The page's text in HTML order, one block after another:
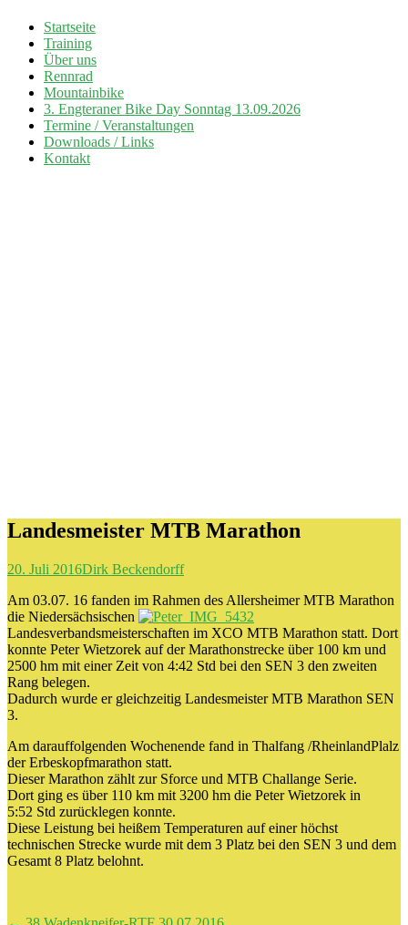
Zum
Inhalt
springen
Radsport TuS Engter
Startseite
Training
Über uns
Rennrad
Mountainbike
3. Engteraner Bike Day Sonntag 13.09.2026
Termine / Veranstaltungen
Downloads / Links
Kontakt
Landesmeister MTB Marathon
20. Juli 2016Dirk Beckendorff
Am 03.07. 16 fanden im Rahmen des Allersheimer MTB Marathon
die Niedersächsischen
Landesverbandsmeisterschaften im XCO MTB Marathon statt. Dort
konnte Peter Wietzorek auf der Marathonstrecke über 100 km und
2500 hm mit einer Zeit von 4:42 Std bei den SEN 3 den zweiten
Rang belegen.
Dadurch wurde er gleichzeitig Landesmeister MTB Marathon SEN
3.
Am darauffolgenden Wochenende fand in Thalfang /RheinlandPlalz
der Erbeskopfmarathon statt.
Dieser Marathon zählt zur Sforce und MTB Challange Serie.
Dort ging es über 110 km mit 3200 hm die Peter Wietzorek in
5:52 Std zurücklegen konnte.
Diese Leistung bei heißem Temperaturen auf einer höchst
technischen Strecke wurde mit dem 3 Platz bei den SEN 3 und dem
Gesamt 8 Platz belohnt.